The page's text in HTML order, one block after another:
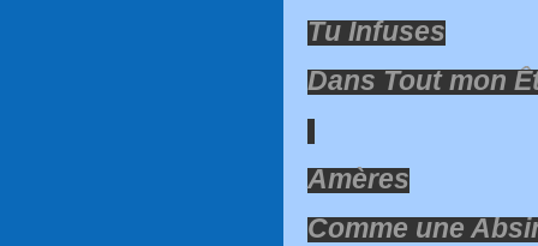
Tu Infuses
Dans Tout mon
Amères
Comme une